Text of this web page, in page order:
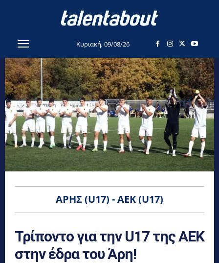
Κυριακή, 09/08/26
ΆΡΗΣ (U17) - ΑΕΚ (U17)
Τρίποντο για την U17 της ΑΕΚ
στην έδρα του Άρη!